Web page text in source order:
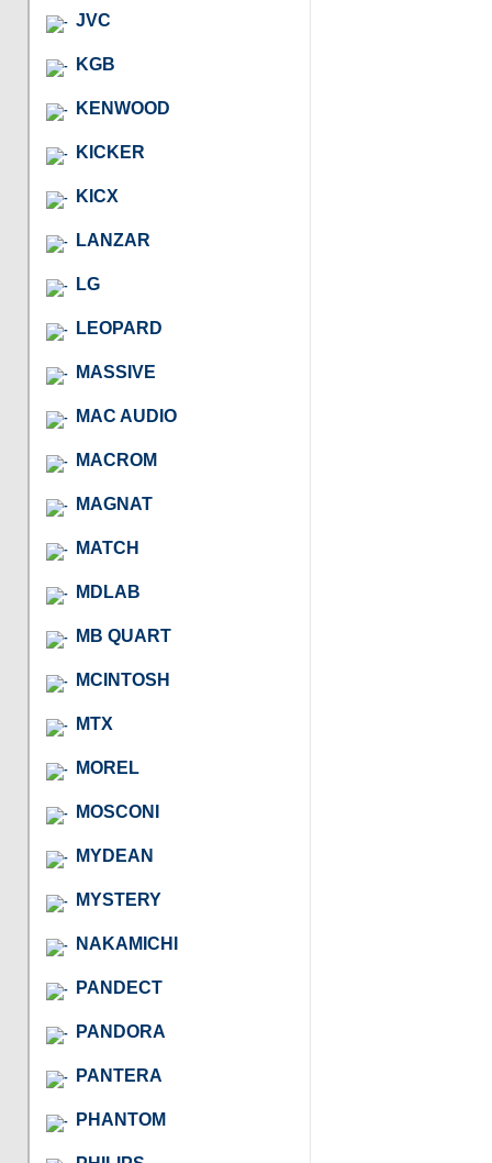
JVC
KGB
KENWOOD
KICKER
KICX
LANZAR
LG
LEOPARD
MASSIVE
MAC AUDIO
MACROM
MAGNAT
MATCH
MDLAB
MB QUART
MCINTOSH
MTX
MOREL
MOSCONI
MYDEAN
MYSTERY
NAKAMICHI
PANDECT
PANDORA
PANTERA
PHANTOM